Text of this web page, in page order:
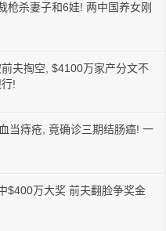
枪杀妻子和6娃! 两中国养女刚
夫掏空, $4100万家产分文不
!
当痔疮, 竟确诊三期结肠癌! 一
$400万大奖 前夫翻脸争奖金